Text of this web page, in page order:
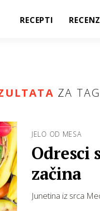
RECEPTI
ZA TAG
JELO OD MESA
Odresci
začina
Junetina iz srca